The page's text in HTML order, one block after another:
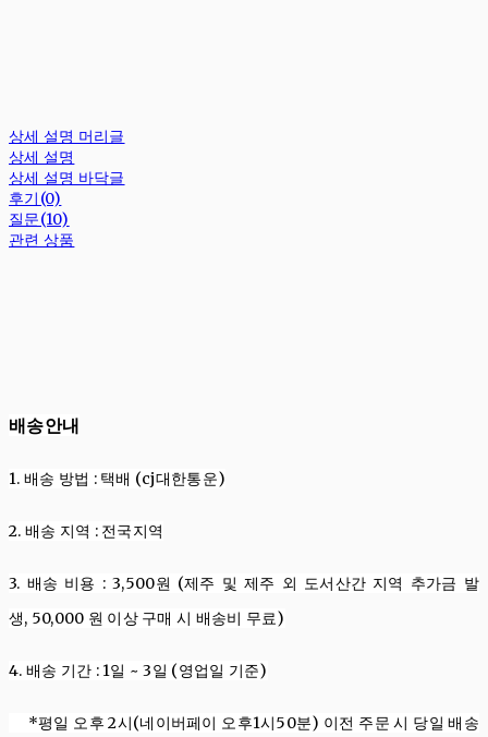
상세 설명 머리글
상세 설명
상세 설명 바닥글
후기(0)
질문(10)
관련 상품
배송안내
1. 배송 방법 : 택배 (cj대한통운)
2. 배송 지역 : 전국지역
3. 배송 비용 : 3,500원 (제주 및 제주 외 도서산간 지역 추가금 발
생, 50,000 원 이상 구매 시 배송비 무료)
4. 배송 기간 : 1일 ~ 3일 (영업일 기준)
*평일 오후 2시(네이버페이 오후1시50분) 이전 주문 시 당일 배송